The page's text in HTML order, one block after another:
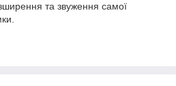
та звуження самої